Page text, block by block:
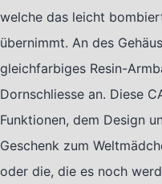
welche das leicht
übernimmt. An des
gleichfarbiges Resin-
Dornschliesse an. Diese
Funktionen, dem Design
Geschenk zum
oder die, die es noch